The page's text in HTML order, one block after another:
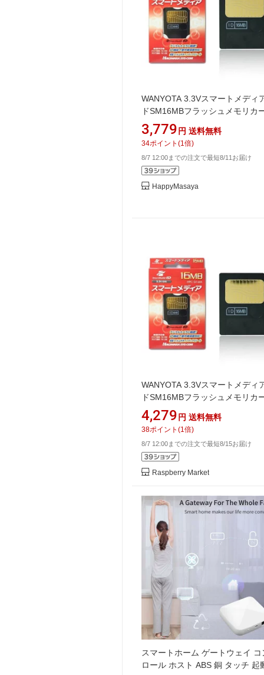
WANYOTA 3.3Vスマートメディ
ドSM16MBフラッシュメモリカ
マートメディアカード
3,779 円 送料無料
34ポイント (1 倍)
8/7 12:00までの注文で最短8/11お届け
HappyMasaya
WANYOTA 3.3Vスマートメディ
ドSM16MBフラッシュメモリカ
マートメディアカード
4,279 円 送料無料
38ポイント (1 倍)
8/7 12:00までの注文で最短8/15お届け
Raspberry Market
スマートホーム ゲートウェイ コ
ロール ホスト ABS 銅 タッチ 起